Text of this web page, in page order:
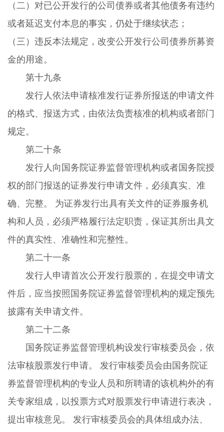
（二）对已公开发行的公司债券或者其他债务有违约
或者延迟支付本息的事实，仍处于继续状态；
（三）违反本法规定，改变公开发行公司债券所募资
金的用途。
第十九条
发行人依法申请核准发行证券所报送的申请文件
的格式、报送方式，由依法负责核准的机构或者部门
规定。
第二十条
发行人向国务院证券监督管理机构或者国务院授
权的部门报送的证券发行申请文件，必须真实、准
确、完整。 为证券发行出具有关文件的证券服务机
构和人员，必须严格履行法定职责，保证其所出具文
件的真实性、准确性和完整性。
第二十一条
发行人申请首次公开发行股票的，在提交申请文
件后，应当按照国务院证券监督管理机构的规定预先
披露有关申请文件。
第二十二条
国务院证券监督管理机构设发行审核委员会，依
法审核股票发行申请。 发行审核委员会由国务院证
券监督管理机构的专业人员和所聘请的该机构外的有
关专家组成，以投票方式对股票发行申请进行表决，
提出审核意见。 发行审核委员会的具体组成办法、